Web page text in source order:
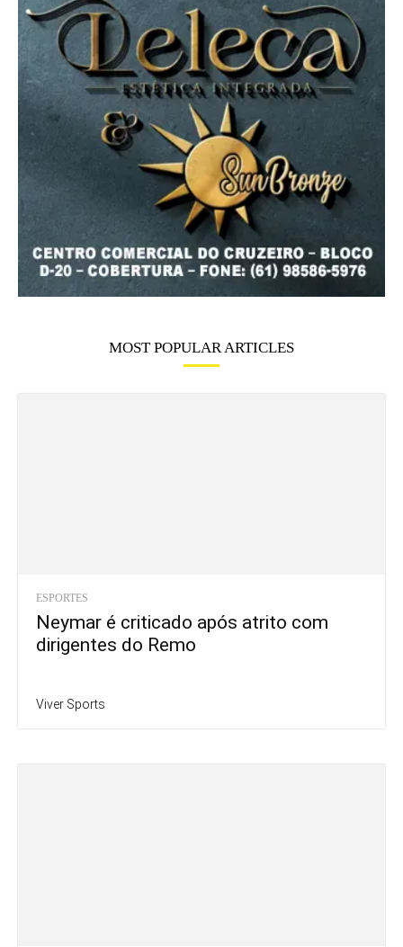
MOST POPULAR ARTICLES
ESPORTES
Neymar é criticado após atrito com
dirigentes do Remo
Viver Sports